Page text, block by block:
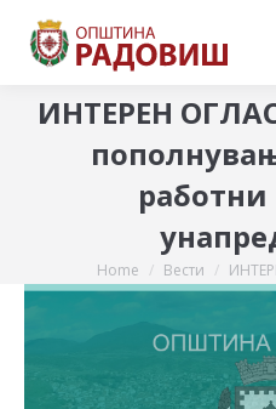
ИНТЕРЕН ОГЛАС
работни
You are here:
Home Вести